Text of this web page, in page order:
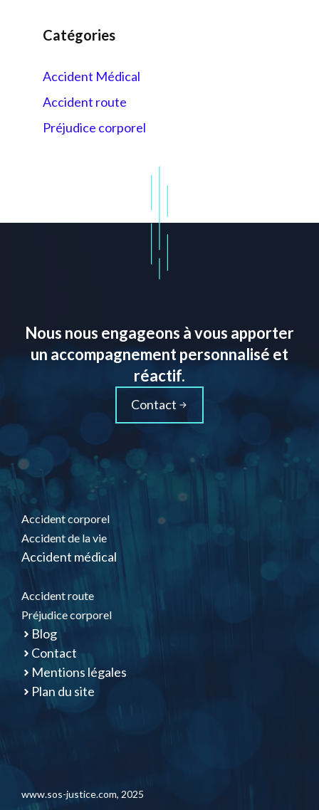
Catégories
Accident Médical
Accident route
Préjudice corporel
Nous nous engageons à vous apporter
un accompagnement personnalisé et
réactif.
Contact
Accident corporel
Accident de la vie
Accident médical
Accident route
Préjudice corporel
Blog
Contact
Mentions légales
Plan du site
www.sos-justice.com, 2025